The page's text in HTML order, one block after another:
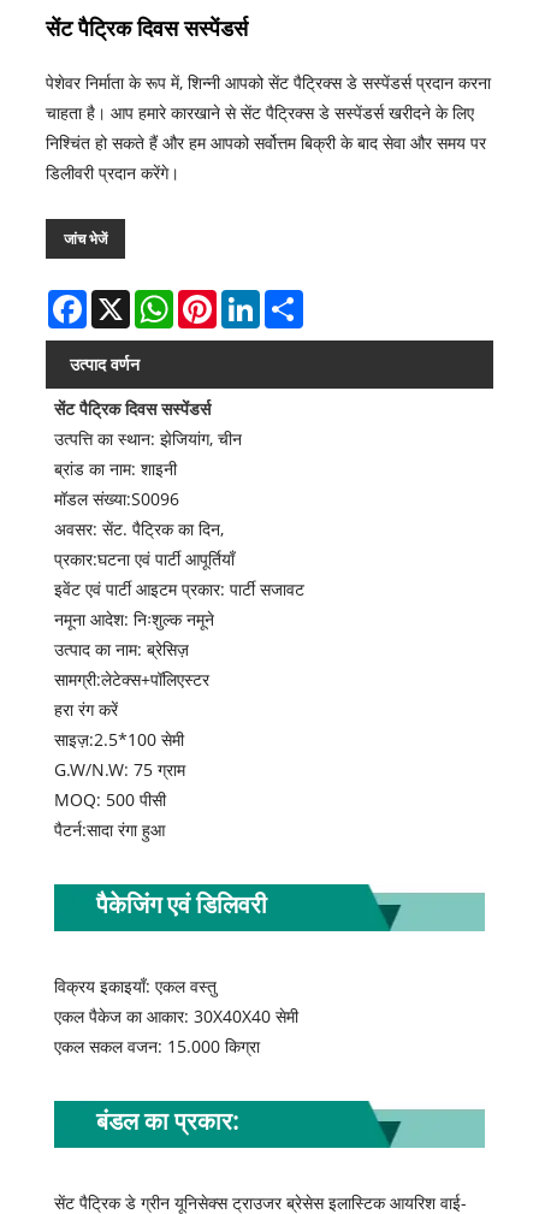
सेंट पैट्रिक दिवस सस्पेंडर्स
पेशेवर निर्माता के रूप में, शिन्नी आपको सेंट पैट्रिक्स डे सस्पेंडर्स प्रदान करना
चाहता है। आप हमारे कारखाने से सेंट पैट्रिक्स डे सस्पेंडर्स खरीदने के लिए
निश्चिंत हो सकते हैं और हम आपको सर्वोत्तम बिक्री के बाद सेवा और समय पर
डिलीवरी प्रदान करेंगे।
जांच भेजें
Facebook
X WhatsAppPinterestLinkedInShare
उत्पाद वर्णन
सेंट पैट्रिक दिवस सस्पेंडर्स
उत्पत्ति का स्थान: झेजियांग, चीन
ब्रांड का नाम: शाइनी
मॉडल संख्या:S0096
अवसर: सेंट. पैट्रिक का दिन,
प्रकार:घटना एवं पार्टी आपूर्तियाँ
इवेंट एवं पार्टी आइटम प्रकार: पार्टी सजावट
नमूना आदेश: निःशुल्क नमूने
उत्पाद का नाम: ब्रेसिज़
सामग्री:लेटेक्स+पॉलिएस्टर
हरा रंग करें
साइज़:2.5*100 सेमी
G.W/N.W: 75 ग्राम
MOQ: 500 पीसी
पैटर्न:सादा रंगा हुआ
पैकेजिंग एवं डिलिवरी
विक्रय इकाइयाँ: एकल वस्तु
एकल पैकेज का आकार: 30X40X40 सेमी
एकल सकल वजन: 15.000 किग्रा
बंडल का प्रकार:
सेंट पैट्रिक डे ग्रीन यूनिसेक्स ट्राउजर ब्रेसेस इलास्टिक आयरिश वाई-